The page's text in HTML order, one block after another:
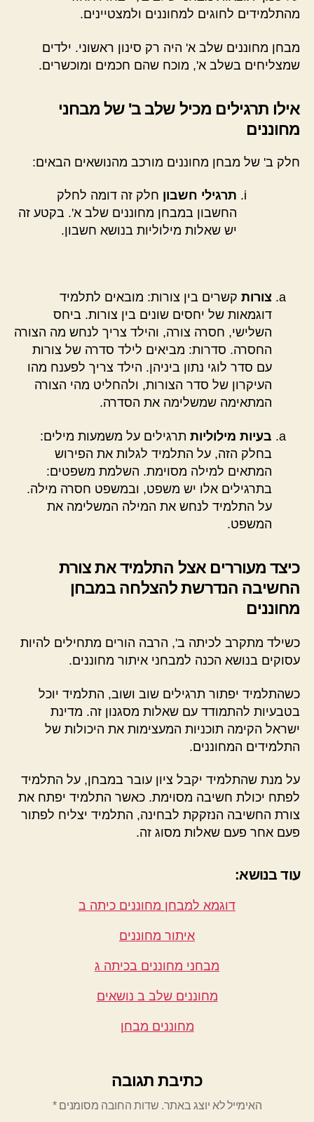
מהתלמידים לחוגים למחוננים ולמצטיינים.
מבחן מחוננים שלב א' היה רק סינון ראשוני. ילדים
שמצליחים בשלב א', מוכח שהם חכמים ומוכשרים.
אילו תרגילים מכיל שלב ב' של מבחני
מחוננים
חלק ב' של מבחן מחוננים מורכב מהנושאים הבאים:
תרגילי חשבון חלק זה דומה לחלק
החשבון במבחן מחוננים שלב א'. בקטע זה
יש שאלות מילוליות בנושא חשבון.
צורות קשרים בין צורות: מובאים לתלמיד
דוגמאות של יחסים שונים בין צורות. ביחס
השלישי, חסרה צורה, והילד צריך לנחש מה הצורה
החסרה. סדרות: מביאים לילד סדרה של צורות
עם סדר לוגי נתון ביניהן. הילד צריך לפענח מהו
העיקרון של סדר הצורות, ולהחליט מהי הצורה
המתאימה שמשלימה את הסדרה.
בעיות מילוליות תרגילים על משמעות מילים:
בחלק הזה, על התלמיד לגלות את הפירוש
המתאים למילה מסוימת. השלמת משפטים:
בתרגילים אלו יש משפט, ובמשפט חסרה מילה.
על התלמיד לנחש את המילה המשלימה את
המשפט.
כיצד מעוררים אצל התלמיד את צורת
החשיבה הנדרשת להצלחה במבחן
מחוננים
כשילד מתקרב לכיתה ב', הרבה הורים מתחילים להיות
עסוקים בנושא הכנה למבחני איתור מחוננים.
כשהתלמיד יפתור תרגילים שוב ושוב, התלמיד יוכל
בטבעיות להתמודד עם שאלות מסגנון זה. מדינת
ישראל הקימה תוכניות המעצימות את היכולות של
התלמידים המחוננים.
על מנת שהתלמיד יקבל ציון עובר במבחן, על התלמיד
לפתח יכולת חשיבה מסוימת. כאשר התלמיד יפתח את
צורת החשיבה הנזקקת לבחינה, התלמיד יצליח לפתור
פעם אחר פעם שאלות מסוג זה.
עוד בנושא:
דוגמא למבחן מחוננים כיתה ב
איתור מחוננים
מבחני מחוננים בכיתה ג
מחוננים שלב ב נושאים
מחוננים מבחן
כתיבת תגובה
האימייל לא יוצג באתר. שדות החובה מסומנים*